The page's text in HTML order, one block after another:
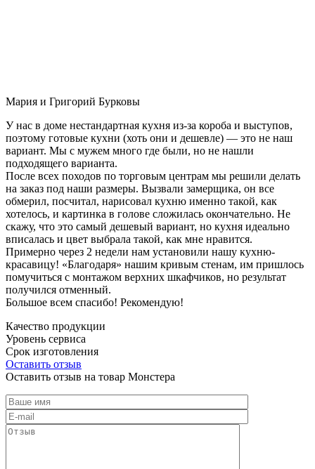
Мария и Григорий Бурковы
У нас в доме нестандартная кухня из-за короба и выступов,
поэтому готовые кухни (хоть они и дешевле) — это не наш
вариант. Мы с мужем много где были, но не нашли
подходящего варианта.
После всех походов по торговым центрам мы решили делать
на заказ под наши размеры. Вызвали замерщика, он все
обмерил, посчитал, нарисовал кухню именно такой, как
хотелось, и картинка в голове сложилась окончательно. Не
скажу, что это самый дешевый вариант, но кухня идеально
вписалась и цвет выбрала такой, как мне нравится.
Примерно через 2 недели нам установили нашу кухню-
красавицу! «Благодаря» нашим кривым стенам, им пришлось
помучиться с монтажом верхних шкафчиков, но результат
получился отменный.
Большое всем спасибо! Рекомендую!
Качество продукции
Уровень сервиса
Срок изготовления
Оставить отзыв
Оставить отзыв на товар Монстера